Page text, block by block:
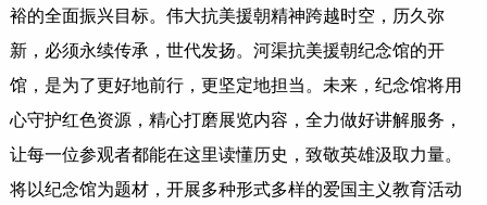
裕的全面振兴目标。伟大抗美援朝精神跨越时空，历久弥
新，必须永续传承，世代发扬。河渠抗美援朝纪念馆的开
馆，是为了更好地前行，更坚定地担当。未来，纪念馆将用
心守护红色资源，精心打磨展览内容，全力做好讲解服务，
让每一位参观者都能在这里读懂历史，致敬英雄汲取力量。
将以纪念馆为题材，开展多种形式多样的爱国主义教育活动